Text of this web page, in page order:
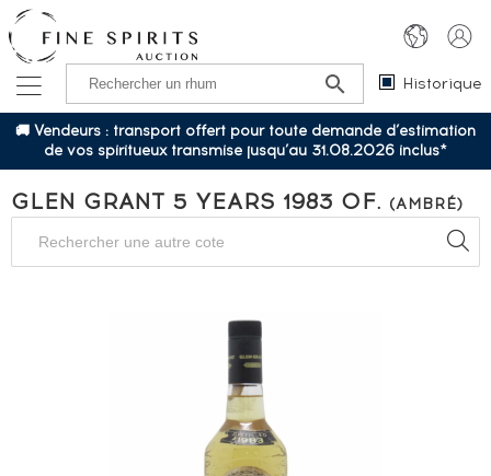
Historique
🚚 Vendeurs : transport offert pour toute demande d’estimation
de vos spiritueux transmise jusqu’au 31.08.2026 inclus*
GLEN GRANT 5 YEARS 1983 OF. (AMBRÉ)